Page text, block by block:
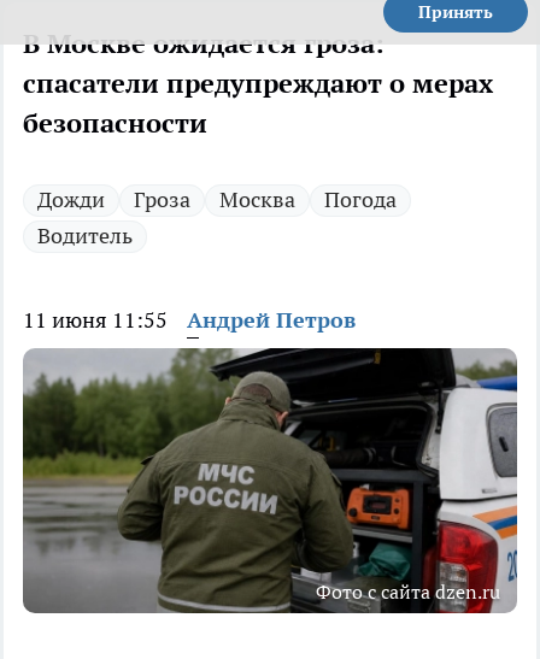
Принять
В Москве ожидается гроза:
спасатели предупреждают о мерах
безопасности
Дожди Гроза Москва
Погода
Водитель
11 июня 11:55 Андрей Петров
Фото с сайта dzen.ru